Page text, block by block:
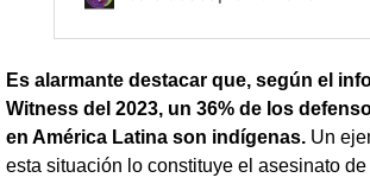
Es alarmante destacar que, según el
Witness del 2023, un 36% de los
en América Latina son indígenas. Un
esta situación lo constituye el asesinato